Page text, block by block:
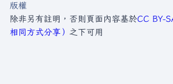
版權
除非另有註明，否則頁面內容基於CC BY-
相同方式分享） 之下可用